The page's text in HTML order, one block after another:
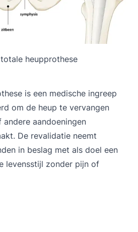
heupprothese
is een medische ingreep
om de heup te vervangen
aandoeningen
De revalidatie neemt
in beslag met als doel een
levensstijl zonder pijn of